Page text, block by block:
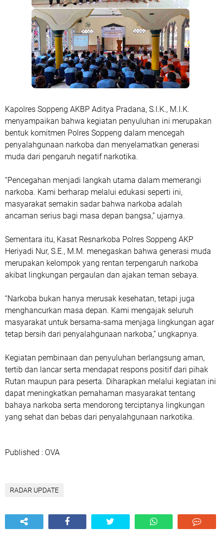
Kapolres Soppeng AKBP Aditya Pradana, S.I.K., M.I.K.
menyampaikan bahwa kegiatan penyuluhan ini merupakan
bentuk komitmen Polres Soppeng dalam mencegah
penyalahgunaan narkoba dan menyelamatkan generasi
muda dari pengaruh negatif narkotika.
“Pencegahan menjadi langkah utama dalam memerangi
narkoba. Kami berharap melalui edukasi seperti ini,
masyarakat semakin sadar bahwa narkoba adalah
ancaman serius bagi masa depan bangsa,” ujarnya.
Sementara itu, Kasat Resnarkoba Polres Soppeng AKP
Heriyadi Nur, S.E., M.M. menegaskan bahwa generasi muda
merupakan kelompok yang rentan terpengaruh narkoba
akibat lingkungan pergaulan dan ajakan teman sebaya.
“Narkoba bukan hanya merusak kesehatan, tetapi juga
menghancurkan masa depan. Kami mengajak seluruh
masyarakat untuk bersama-sama menjaga lingkungan agar
tetap bersih dari penyalahgunaan narkoba,” ungkapnya.
Kegiatan pembinaan dan penyuluhan berlangsung aman,
tertib dan lancar serta mendapat respons positif dari pihak
Rutan maupun para peserta. Diharapkan melalui kegiatan ini
dapat meningkatkan pemahaman masyarakat tentang
bahaya narkoba serta mendorong terciptanya lingkungan
yang sehat dan bebas dari penyalahgunaan narkotika.
Published : OVA
RADAR UPDATE